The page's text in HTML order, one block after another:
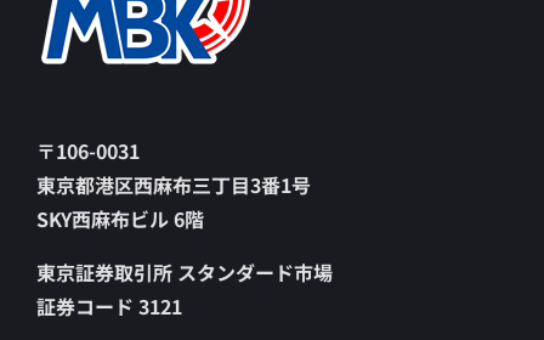
〒106-0031
東京都港区西麻布三丁目3番1号
SKY西麻布ビル 6階
東京証券取引所 スタンダード市場
証券コード 3121